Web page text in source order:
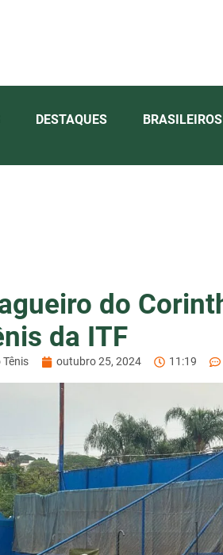
DESTAQUES BRASILEIROS
do
da ITF
Tênis outubro 25, 2024 11:19